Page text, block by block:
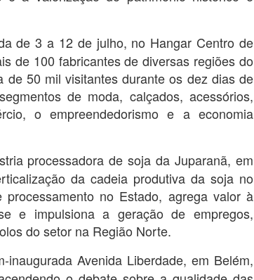
de 3 a 12 de julho, no Hangar Centro de
de 100 fabricantes de diversas regiões do
50 mil visitantes durante os dez dias de
de moda, calçados, acessórios,
o empreendedorismo e a economia
processadora de soja da Juparanã, em
da cadeia produtiva da soja no
no Estado, agrega valor à
e impulsiona a geração de empregos,
do setor na Região Norte.
Avenida Liberdade, em Belém,